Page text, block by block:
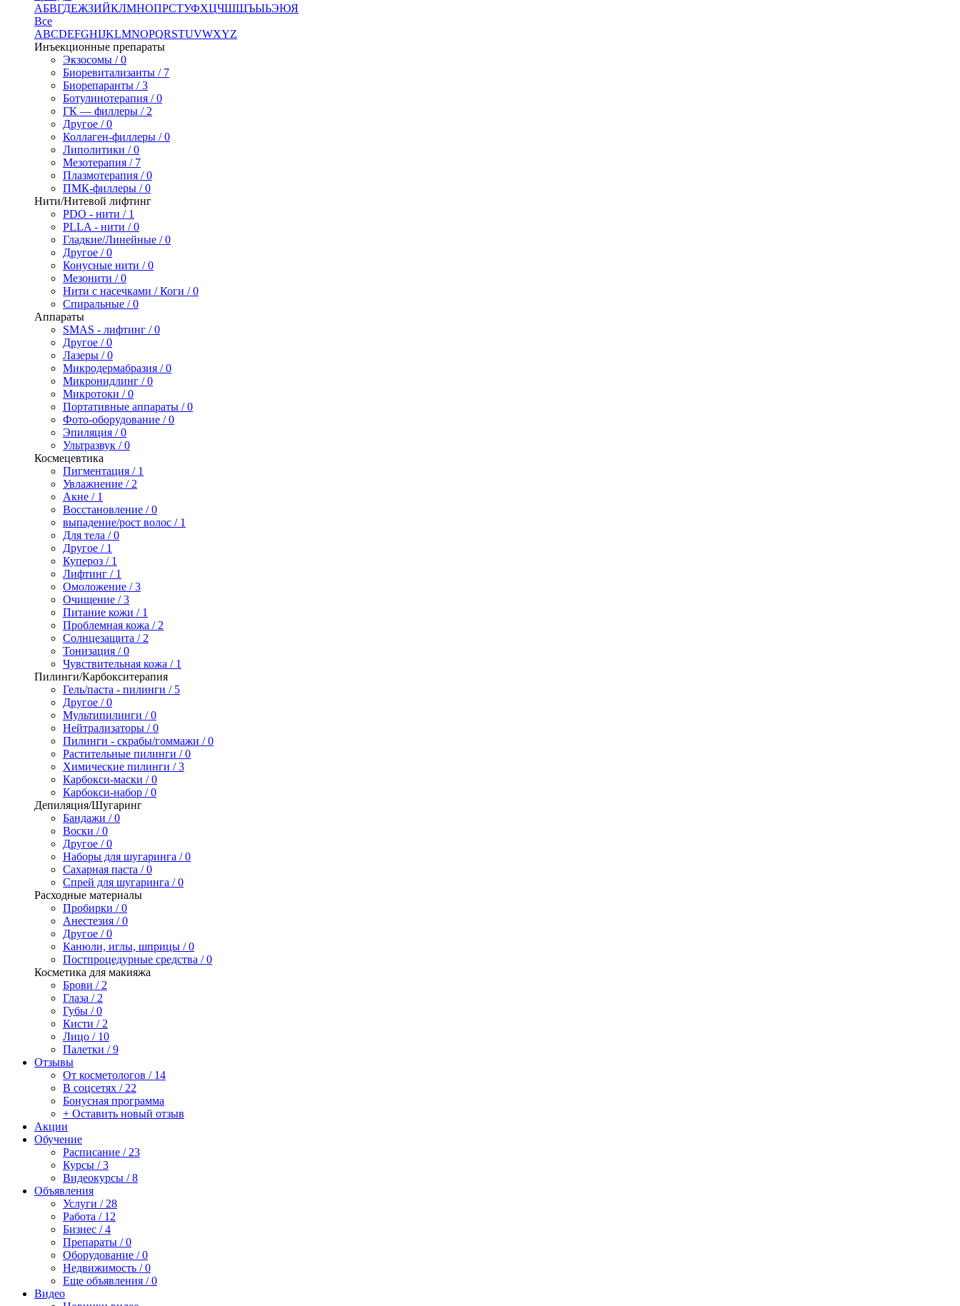
АБВГДЕЖЗИЙКЛМНОПРСТУФХЦЧШЩЪЫЬЭЮЯ
Все
ABCDEFGHIJKLMNOPQRSTUVWXYZ
Инъекционные препараты
Экзосомы / 0
Биоревитализанты / 7
Биорепаранты / 3
Ботулинотерапия / 0
ГК — филлеры / 2
Другое / 0
Коллаген-филлеры / 0
Липолитики / 0
Мезотерапия / 7
Плазмотерапия / 0
ПМК-филлеры / 0
Нити/Нитевой лифтинг
PDO - нити / 1
PLLA - нити / 0
Гладкие/Линейные / 0
Другое / 0
Конусные нити / 0
Мезонити / 0
Нити с насечками / Коги / 0
Спиральные / 0
Аппараты
SMAS - лифтинг / 0
Другое / 0
Лазеры / 0
Микродермабразия / 0
Микронидлинг / 0
Микротоки / 0
Портативные аппараты / 0
Фото-оборудование / 0
Эпиляция / 0
Ультразвук / 0
Космецевтика
Пигментация / 1
Увлажнение / 2
Акне / 1
Восстановление / 0
выпадение/рост волос / 1
Для тела / 0
Другое / 1
Купероз / 1
Лифтинг / 1
Омоложение / 3
Очищение / 3
Питание кожи / 1
Проблемная кожа / 2
Солнцезащита / 2
Тонизация / 0
Чувствительная кожа / 1
Пилинги/Карбокситерапия
Гель/паста - пилинги / 5
Другое / 0
Мультипилинги / 0
Нейтрализаторы / 0
Пилинги - скрабы/гоммажи / 0
Растительные пилинги / 0
Химические пилинги / 3
Карбокси-маски / 0
Карбокси-набор / 0
Депиляция/Шугаринг
Бандажи / 0
Воски / 0
Другое / 0
Наборы для шугаринга / 0
Сахарная паста / 0
Спрей для шугаринга / 0
Расходные материалы
Пробирки / 0
Анестезия / 0
Другое / 0
Канюли, иглы, шприцы / 0
Постпроцедурные средства / 0
Косметика для макияжа
Брови / 2
Глаза / 2
Губы / 0
Кисти / 2
Лицо / 10
Палетки / 9
Отзывы
От косметологов / 14
В соцсетях / 22
Бонусная программа
+ Оставить новый отзыв
Акции
Обучение
Расписание / 23
Курсы / 3
Видеокурсы / 8
Объявления
Услуги / 28
Работа / 12
Бизнес / 4
Препараты / 0
Оборудование / 0
Недвижимость / 0
Еще объявления / 0
Видео